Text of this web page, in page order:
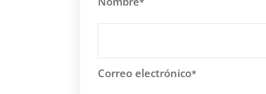
Correo electrónico*